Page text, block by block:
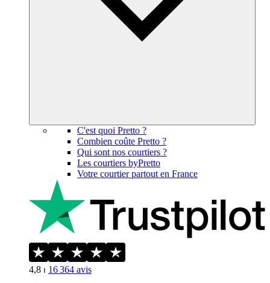
C'est quoi Pretto ?
Combien coûte Pretto ?
Qui sont nos courtiers ?
Les courtiers byPretto
Votre courtier partout en France
4,8 ⏐ 16 364 avis